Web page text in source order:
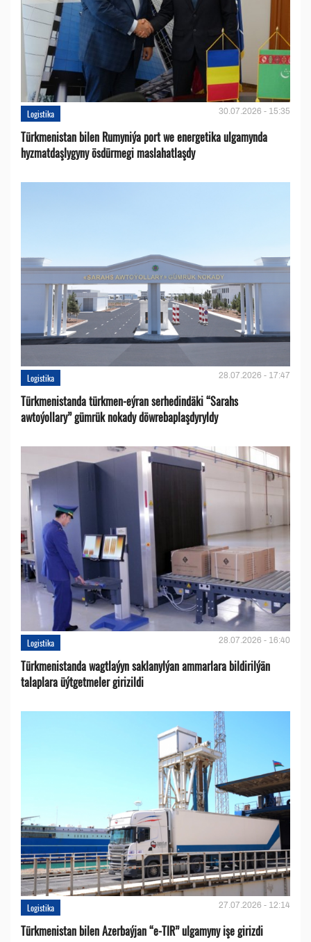
Logistika 30.07.2026 - 15:35
Türkmenistan bilen Rumyniýa port we energetika ulgamynda
hyzmatdaşlygyny ösdürmegi maslahatlaşdy
Logistika 28.07.2026 - 17:47
Türkmenistanda türkmen-eýran serhedindäki “Sarahs
awtoýollary” gümrük nokady döwrebaplaşdyryldy
Logistika 28.07.2026 - 16:40
Türkmenistanda wagtlaýyn saklanylýan ammarlara bildirilýän
talaplara üýtgetmeler girizildi
Logistika 27.07.2026 - 12:14
Türkmenistan bilen Azerbaýjan “e-TIR” ulgamyny işe girizdi